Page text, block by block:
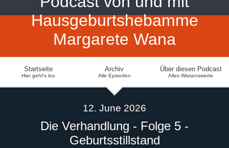
Hausgeburtshebamme
Margarete Wana
Startseite
Hier geht's los
Archiv
Alle Episoden
Über diesen Podcast
Alles Wissenswerte
12. June 2026
Die Verhandlung - Folge 5 -
Geburtsstillstand